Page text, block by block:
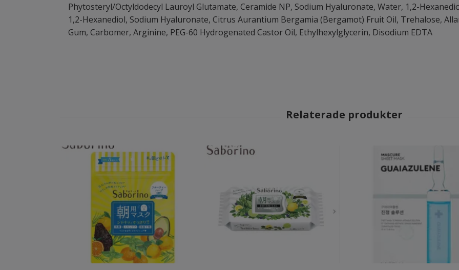
Phytosteryl/Octyldodecyl Lauroyl Glutamate, Ceramide NP, Sodium Hyaluronate, Water, 1,2-
1,2-Hexanediol, Sodium Hyaluronate, Citrus Aurantium Bergamia (Bergamot) Fruit Oil, Trehalose,
Gum, Carbomer, Arginine, PEG-60 Hydrogenated Castor Oil, Ethylhexylglycerin, Disodium EDTA